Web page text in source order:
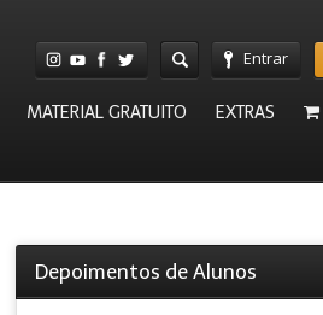
Entrar
MATERIAL GRATUITO EXTRAS
Depoimentos de Alunos